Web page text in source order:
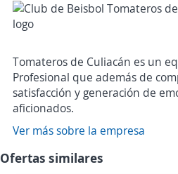
Tomateros de Culiacán es un
Profesional que además de
satisfacción y generación de
aficionados.
Ver más sobre la empresa
Ofertas similares